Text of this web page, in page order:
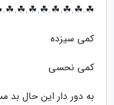
کمی سیزده
کمی نحسی
به دور دار این حال بد